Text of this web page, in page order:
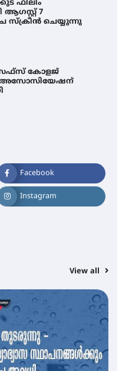
ഫിലിം
7
സ്‌ക്രീൻ ചെയ്യുന്നു
കോളജ്
അസോസിയേഷന്
Facebook
Instagram
View all
നിന്ന്
നേടിയ എൻ. ആര്യ
സ്‌ക്രീൻ ചെയ്യുന്നു
കോളജ്
അസോസിയേഷന്